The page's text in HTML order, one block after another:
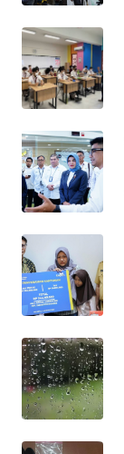
TRAVEL
WAHANA
TV
WAHANANEWS
ID
WAHANANEWS
NET
WAHANA
SPORT
WAHANA
UMKM